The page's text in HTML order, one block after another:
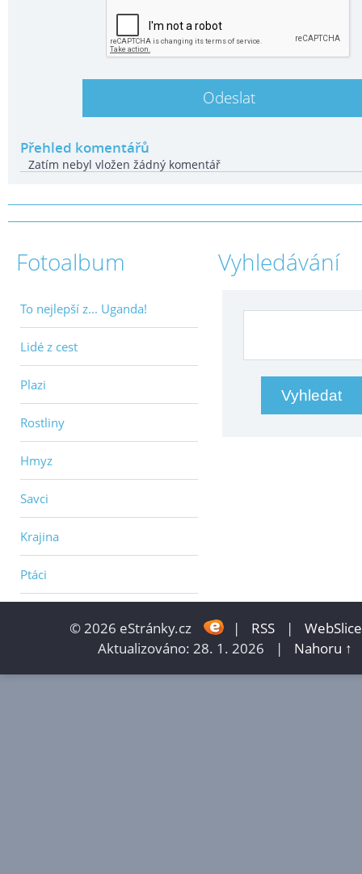
Přehled komentářů
Zatím nebyl vložen žádný komentář
Fotoalbum
To nejlepší z... Uganda!
Lidé z cest
Plazi
Rostliny
Hmyz
Savci
Krajina
Ptáci
Vyhledávání
© 2026 eStránky.cz | RSS |
WebSlice
Aktualizováno: 28. 1. 2026
| Nahoru ↑